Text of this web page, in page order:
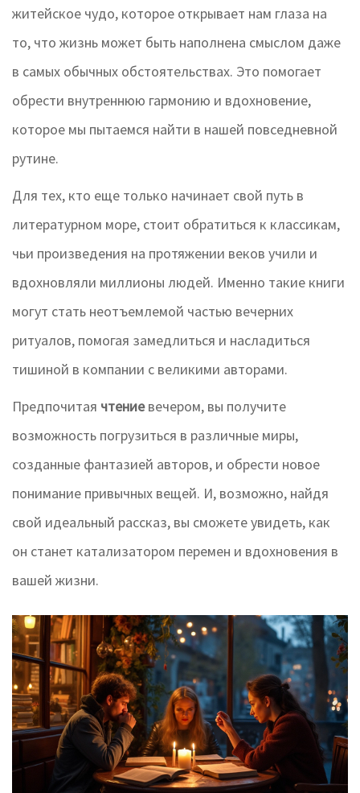
житейское чудо, которое открывает нам глаза на
то, что жизнь может быть наполнена смыслом даже
в самых обычных обстоятельствах. Это помогает
обрести внутреннюю гармонию и вдохновение,
которое мы пытаемся найти в нашей повседневной
рутине.
Для тех, кто еще только начинает свой путь в
литературном море, стоит обратиться к классикам,
чьи произведения на протяжении веков учили и
вдохновляли миллионы людей. Именно такие книги
могут стать неотъемлемой частью вечерних
ритуалов, помогая замедлиться и насладиться
тишиной в компании с великими авторами.
Предпочитая чтениевечером, вы получите
возможность погрузиться в различные миры,
созданные фантазией авторов, и обрести новое
понимание привычных вещей. И, возможно, найдя
свой идеальный рассказ, вы сможете увидеть, как
он станет катализатором перемен и вдохновения в
вашей жизни.